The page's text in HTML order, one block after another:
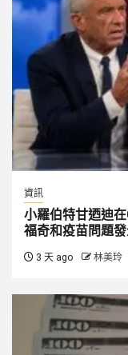
資訊
小羅伯特甘迺迪
福奇和疫苗問題
3 天 ago 林美玲